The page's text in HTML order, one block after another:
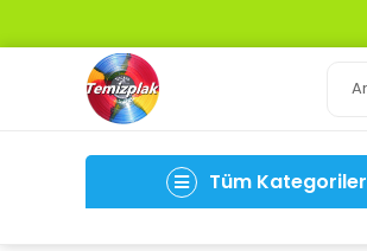
Tüm Kategoriler